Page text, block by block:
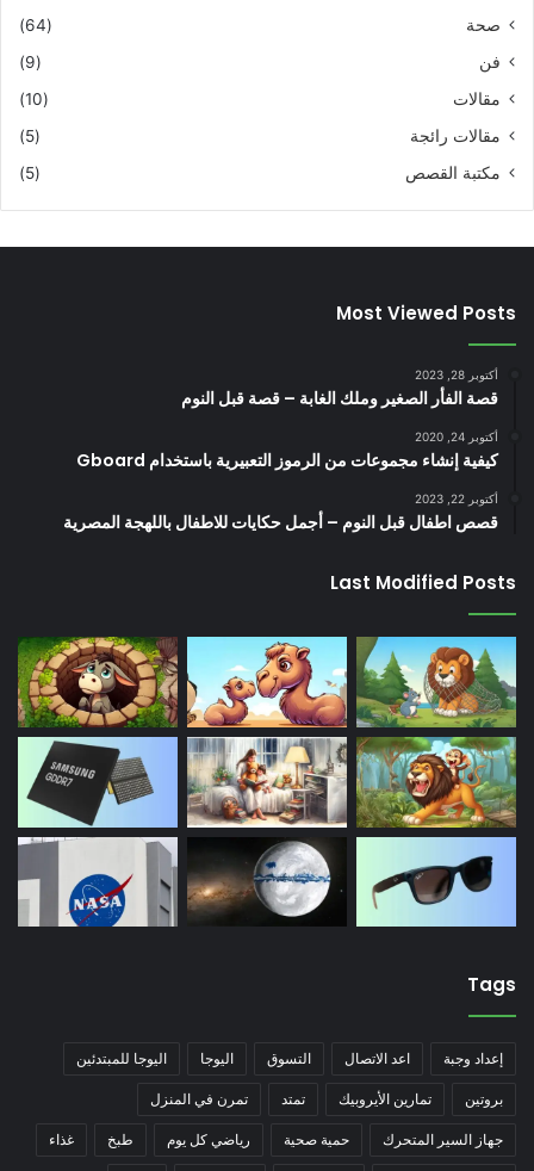
صحة
(64)
فن
(9)
مقالات
(10)
مقالات رائجة
(5)
مكتبة القصص
(5)
Most Viewed Posts
أكتوبر 28, 2023
قصة الفأر الصغير وملك الغابة – قصة قبل النوم
أكتوبر 24, 2020
كيفية إنشاء مجموعات من الرموز التعبيرية باستخدام Gboard
أكتوبر 22, 2023
قصص اطفال قبل النوم – أجمل حكايات للاطفال باللهجة المصرية
Last Modified Posts
Tags
إعداد وجبة اعد الاتصال التسوق اليوجا اليوجا للمبتدئين
بروتين تمارين الأيروبيك تمتد تمرن في المنزل
جهاز السير المتحرك حمية صحية رياضي كل يوم طبخ غذاء